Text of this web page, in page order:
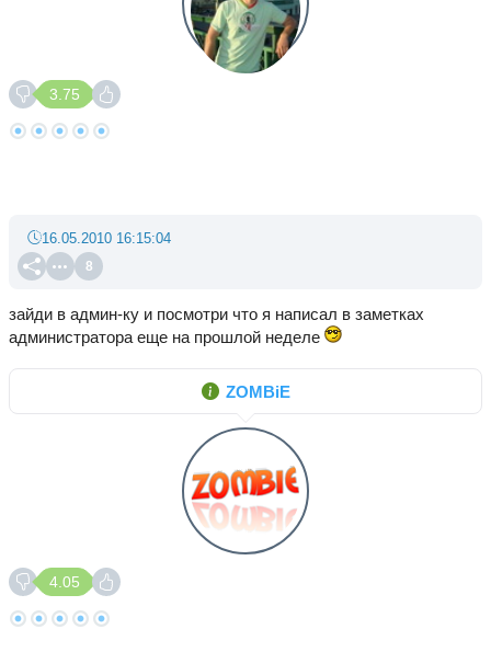
3.75
8
16.05.2010 16:15:04
зайди в админ-ку и посмотри что я написал в заметках
администратора еще на прошлой неделе
ZOMBiE
4.05